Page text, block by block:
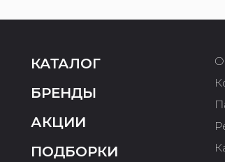
КАТАЛОГ
БРЕНДЫ
АКЦИИ
ПОДБОРКИ
О